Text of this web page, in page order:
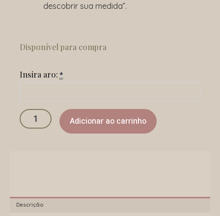
descobrir sua medida”.
Disponível para compra
Insira aro: *
Baby
Adicionar ao carrinho
Descrição